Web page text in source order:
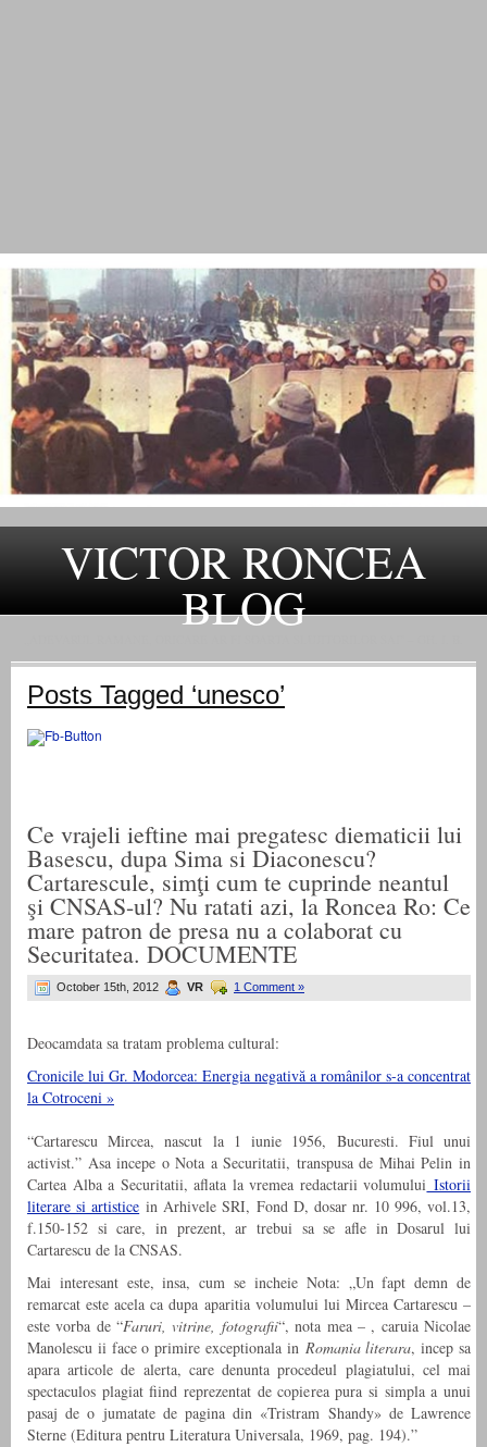
VICTOR RONCEA
BLOG
Posts Tagged ‘unesco’
Ce vrajeli ieftine mai pregatesc diematicii lui
Basescu, dupa Sima si Diaconescu?
Cartarescule, simţi cum te cuprinde neantul
şi CNSAS-ul? Nu ratati azi, la Roncea Ro: Ce
mare patron de presa nu a colaborat cu
Securitatea. DOCUMENTE
October 15th, 2012 VR 1 Comment »
Deocamdata sa tratam problema cultural:
Cronicile lui Gr. Modorcea: Energia negativă a românilor s-a concentrat
la Cotroceni »
“Cartarescu Mircea, nascut la 1 iunie 1956, Bucuresti. Fiul unui
activist.” Asa incepe o Nota a Securitatii, transpusa de Mihai Pelin in
Cartea Alba a Securitatii, aflata la vremea redactarii volumului Istorii
literare si artistice in Arhivele SRI, Fond D, dosar nr. 10 996, vol.13,
f.150-152 si care, in prezent, ar trebui sa se afle in Dosarul lui
Cartarescu de la CNSAS.
Mai interesant este, insa, cum se incheie Nota: „Un fapt demn de
remarcat este acela ca dupa aparitia volumului lui Mircea Cartarescu –
este vorba de “Faruri, vitrine, fotografii“, nota mea – , caruia Nicolae
Manolescu ii face o primire exceptionala in Romania literara, incep sa
apara articole de alerta, care denunta procedeul plagiatului, cel mai
spectaculos plagiat fiind reprezentat de copierea pura si simpla a unui
pasaj de o jumatate de pagina din «Tristram Shandy» de Lawrence
Sterne (Editura pentru Literatura Universala, 1969, pag. 194).”